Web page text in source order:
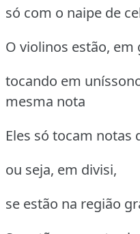
só com o naipe de
O violinos estão, em
tocando em
mesma nota
Eles só tocam notas
ou seja, em divisi,
se estão na região